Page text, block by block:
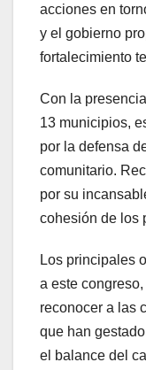
acciones en
y el gobierno
fortalecimiento
Con la
13 municipios,
por la defensa
comunitario.
por su
cohesión de los
Los principales
a este
reconocer a las
que han
el balance del